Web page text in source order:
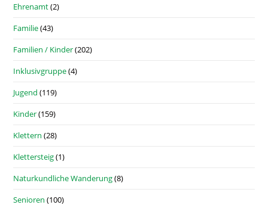
Ehrenamt(2)
Familie(43)
Familien / Kinder(202)
Inklusivgruppe(4)
Jugend (119)
Kinder(159)
Klettern (28)
Klettersteig(1)
Naturkundliche Wanderung(8)
Senioren (100)